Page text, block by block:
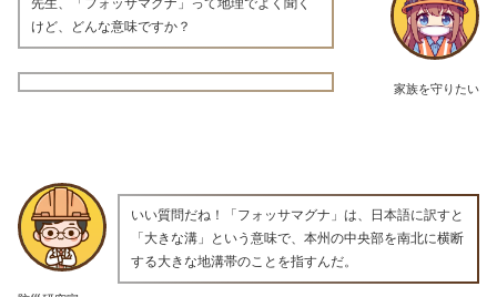
家族を守りたい
けど、どんな意味ですか？
いい質問だね！「フォッサマグナ」は、日本語に訳すと
「大きな溝」という意味で、本州の中央部を南北に横断
する大きな地溝帯のことを指すんだ。